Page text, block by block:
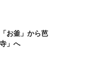
お釜」から芭
」へ